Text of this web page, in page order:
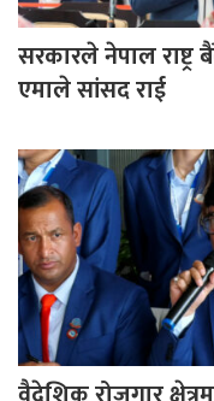
सरकारले नेपाल राष्ट्र
एमाले सांसद राई